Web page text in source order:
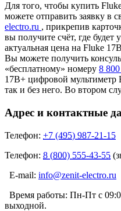
Для того, чтобы купить
можете отправить заявку в
electro.ru , прикрепив
вы получите счёт, где будет
актуальная цена на Fluke
Вы можете получить
«бесплатному» номеру 8
17B+ цифровой
так и без него. Во втором
Адрес и контактные
Телефон: +7 (495) 987-21-15
Телефон: 8 (800) 555-43-55
E-mail: info@zenit-electro.ru
Время работы: Пн-Пт с
выходной.